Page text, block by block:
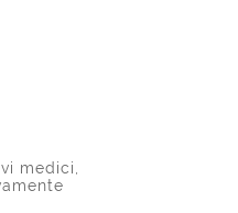
medici,